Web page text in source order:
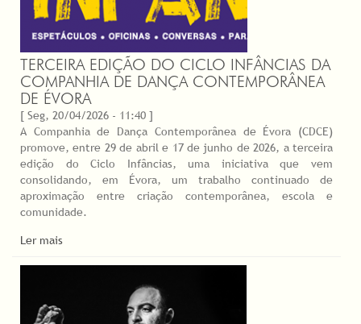
TERCEIRA EDIÇÃO DO CICLO INFÂNCIAS DA
COMPANHIA DE DANÇA CONTEMPORÂNEA
DE ÉVORA
[ Seg, 20/04/2026 - 11:40 ]
A Companhia de Dança Contemporânea de Évora (CDCE)
promove, entre 29 de abril e 17 de junho de 2026, a terceira
edição do Ciclo Infâncias, uma iniciativa que vem
consolidando, em Évora, um trabalho continuado de
aproximação entre criação contemporânea, escola e
comunidade.
Ler mais